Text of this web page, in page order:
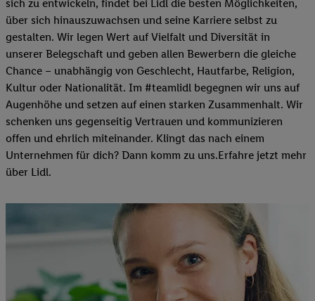
sich zu entwickeln, findet bei Lidl die besten Möglichkeiten,
über sich hinauszuwachsen und seine Karriere selbst zu
gestalten. Wir legen Wert auf Vielfalt und Diversität in
unserer Belegschaft und geben allen Bewerbern die gleiche
Chance – unabhängig von Geschlecht, Hautfarbe, Religion,
Kultur oder Nationalität. Im #teamlidl begegnen wir uns auf
Augenhöhe und setzen auf einen starken Zusammenhalt. Wir
schenken uns gegenseitig Vertrauen und kommunizieren
offen und ehrlich miteinander. Klingt das nach einem
Unternehmen für dich? Dann komm zu uns.​Erfahre jetzt mehr
über Lidl.